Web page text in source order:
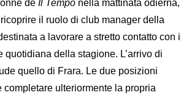
de Il Tempo nella mattinata odierna,
il ruolo di club manager della
a lavorare a stretto contatto con il
della stagione. L’arrivo di
quello di Frara. Le due posizioni
ulteriormente la propria